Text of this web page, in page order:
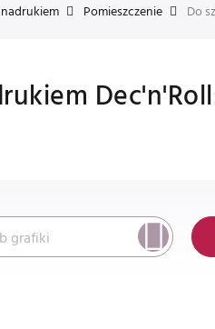
Pomieszczenie Do